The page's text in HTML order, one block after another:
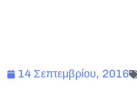
14 Σεπτεμβρίου, 2016